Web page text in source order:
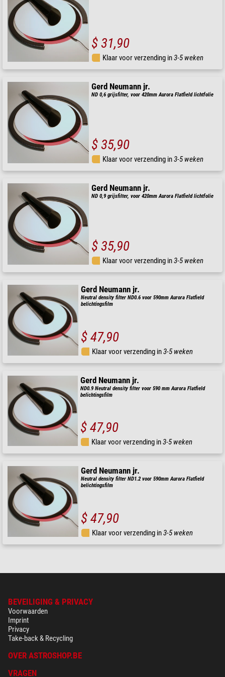
$ 31,90
Klaar voor verzending in3-5 weken
Gerd Neumann jr.
ND 0,6 grijsfilter, voor 420mm Aurora Flatfield lichtfolie
$ 35,90
Klaar voor verzending in3-5 weken
Gerd Neumann jr.
ND 0,9 grijsfilter, voor 420mm Aurora Flatfield lichtfolie
$ 35,90
Klaar voor verzending in3-5 weken
Gerd Neumann jr.
Neutral density filter ND0.6 voor 590mm Aurora Flatfield
belichtingsfilm
$ 47,90
Klaar voor verzending in3-5 weken
Gerd Neumann jr.
ND0.9 Neutral density filter voor 590 mm Aurora Flatfield
belichtingsfilm
$ 47,90
Klaar voor verzending in3-5 weken
Gerd Neumann jr.
Neutral density filter ND1.2 voor 590mm Aurora Flatfield
belichtingsfilm
$ 47,90
Klaar voor verzending in3-5 weken
BEVEILIGING & PRIVACY
Voorwaarden
Imprint
Privacy
Take-back & Recycling
OVER ASTROSHOP.BE
VRAGEN